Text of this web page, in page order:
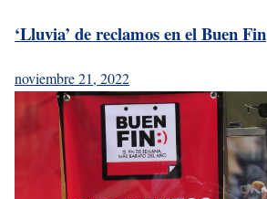
‘Lluvia’ de reclamos en el Buen Fin
noviembre 21, 2022